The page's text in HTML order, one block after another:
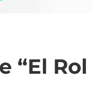
“El